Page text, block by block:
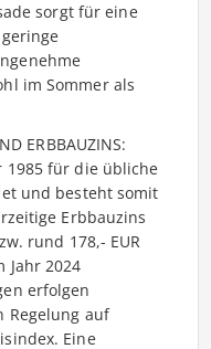
sorgt für eine
im Sommer als
ERBBAUZINS:
1985 für die übliche
und besteht somit
Erbbauzins
rund 178,- EUR
Jahr 2024
erfolgen
Regelung auf
Eine